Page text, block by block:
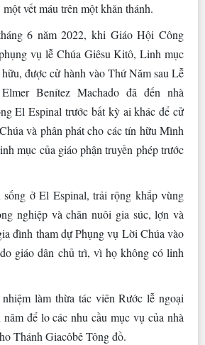
vết máu trên một khăn thánh.
6 năm 2022, khi Giáo Hội Công
vụ lễ Chúa Giêsu Kitô, Linh mục
được cử hành vào Thứ Năm sau Lễ
Benítez Machado đã đến nhà
El Espinal trước bất kỳ ai khác để cử
và phân phát cho các tín hữu Mình
mục của giáo phận truyền phép trước
ở El Espinal, trải rộng khắp vùng
nghiệp và chăn nuôi gia súc, lợn và
đình tham dự Phụng vụ Lời Chúa vào
giáo dân chủ trì, vì họ không có linh
làm thừa tác viên Rước lễ ngoại
để lo các nhu cầu mục vụ của nhà
Thánh Giacôbê Tông đồ.